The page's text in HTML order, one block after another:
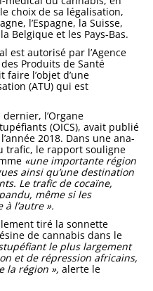
choix de sa légalisation,
l’Espagne, la Suisse,
Belgique et les Pays-Bas.
est autorisé par l’Agence
Produits de Santé
faire l’objet d’une
(ATU) qui est
l’Organe
(OICS), avait publié
2018. Dans une ana­
trafic, le rapport souligne
«une importante région
ainsi qu’une destination
Le trafic de cocaïne,
même si les
l’autre ».
tiré la sonnette
de canna­bis dans le
le plus largement
et de répression africains,
la région », alerte le